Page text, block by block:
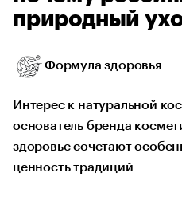
природный
Формула здоровья
Интерес к натуральной
основатель бренда
здоровье сочетают
ценность традиций